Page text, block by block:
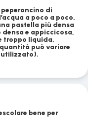
di
a poco a poco,
pastella più densa
e appiccicosa,
troppo liquida,
può variare
utilizzato).
bene per